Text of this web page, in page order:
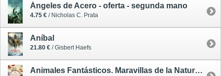
Ángeles de Acero - oferta - segunda mano
4.75 € / Nicholas C. Prata
Aníbal
21.80 € / Gisbert Haefs
Animales Fantásticos. Maravillas de la Naturaleza / Harry Potter